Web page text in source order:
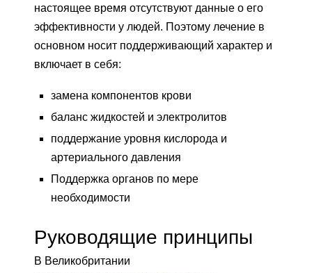
настоящее время отсутствуют данные о его
эффективности у людей. Поэтому лечение в
основном носит поддерживающий характер и
включает в себя:
замена компонентов крови
баланс жидкостей и электролитов
поддержание уровня кислорода и
артериального давления
Поддержка органов по мере
необходимости
Руководящие принципы
В Великобритании